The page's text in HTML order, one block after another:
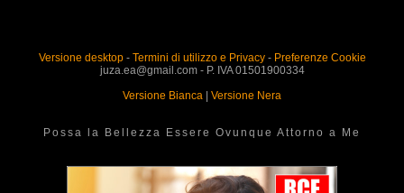
Versione desktop- Termini di utilizzo e Privacy- Preferenze Cookie
juza.ea@gmail.com - P. IVA 01501900334
Versione Bianca
Versione Nera
Possa la Bellezza Essere Ovunque Attorno a Me